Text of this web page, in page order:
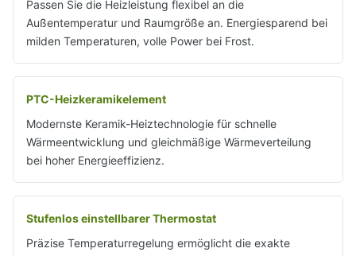
Passen Sie die Heizleistung flexibel an die
Außentemperatur und Raumgröße an. Energiesparend bei
milden Temperaturen, volle Power bei Frost.
PTC-Heizkeramikelement
Modernste Keramik-Heiztechnologie für schnelle
Wärmeentwicklung und gleichmäßige Wärmeverteilung
bei hoher Energieeffizienz.
Stufenlos einstellbarer Thermostat
Präzise Temperaturregelung ermöglicht die exakte